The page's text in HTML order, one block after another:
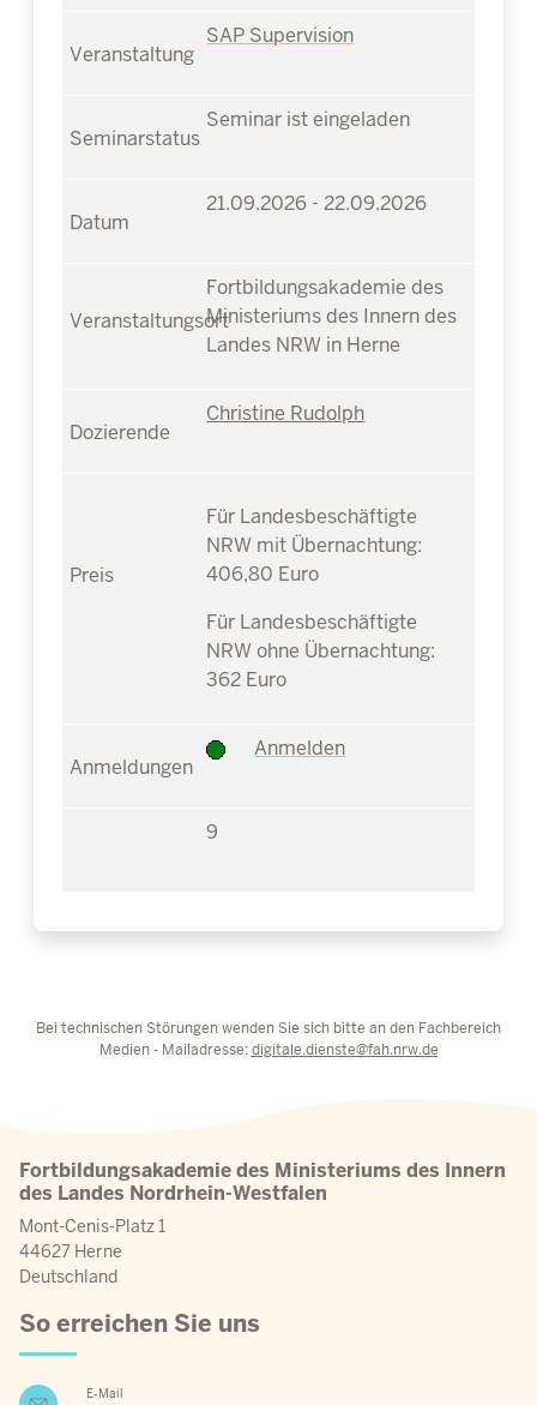
SAP Supervision
Seminar ist eingeladen
21.09.2026 - 22.09.2026
Fortbildungsakademie des
Ministeriums des Innern des
Landes NRW in Herne
Christine Rudolph
Für Landesbeschäftigte
NRW mit Übernachtung:
406,80 Euro
Für Landesbeschäftigte
NRW ohne Übernachtung:
362 Euro
Anmelden
9
Bei technischen Störungen wenden Sie sich bitte an den Fachbereich
Medien - Mailadresse:digitale.dienste@fah.nrw.de
Fortbildungsakademie des Ministeriums des Innern
des Landes Nordrhein-Westfalen
Mont-Cenis-Platz 1
44627 Herne
Deutschland
So erreichen Sie uns
E-Mail